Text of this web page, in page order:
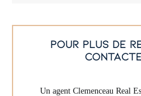
pour plus de
Un agent Clemenceau Real